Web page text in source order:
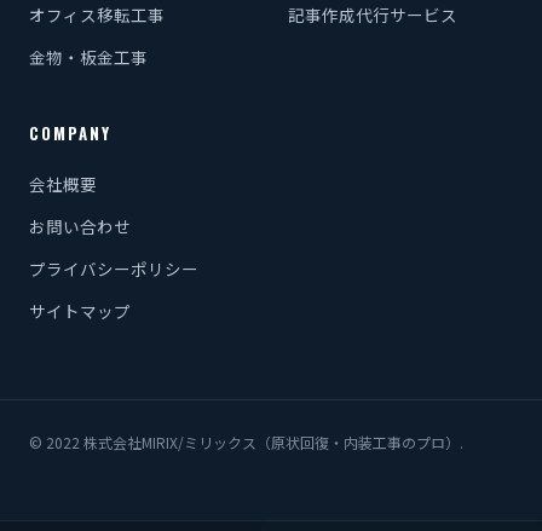
オフィス移転工事
金物・板金工事
記事作成代行サービス
COMPANY
会社概要
お問い合わせ
プライバシーポリシー
サイトマップ
© 2022 株式会社MIRIX/ミリックス（原状回復・内装工事のプロ）.